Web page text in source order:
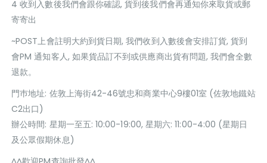
4 收到入數後我們會跟你確認, 貨到後我們會再通知你來取貨或郵
寄寄出
~POST上會註明大約到貨日期, 我們收到入數後會安排訂貨, 貨到
會PM 通知客人, 如果貨品訂不到或供應商出貨有問題, 我們會全數
退款。
門巿地址: 佐敦上海街42-46號忠和商業中心9樓01室 (佐敦地鐵站
C2出口)
辦公時間: 星期一至五: 10:00-19:00, 星期六: 11:00-4:00 (星期日
及公眾假期休息)